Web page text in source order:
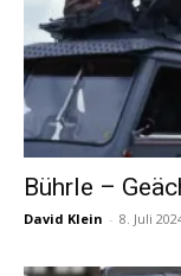
Bührle –
David Klein - 8. Juli